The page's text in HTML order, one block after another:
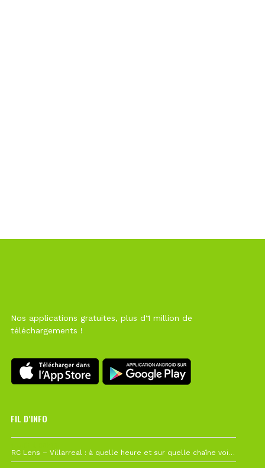
Nos applications gratuites, plus d'1 million de
téléchargements !
FIL D’INFO
RC Lens – Villarreal : à quelle heure et sur quelle chaîne voir la finale de la Como Cup ?